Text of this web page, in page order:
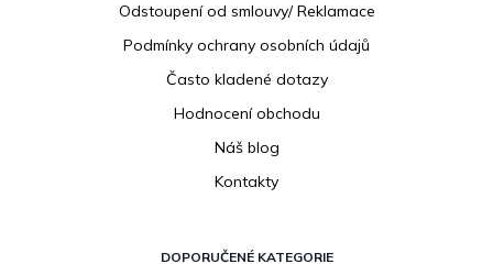
Odstoupení od smlouvy/ Reklamace
Podmínky ochrany osobních údajů
Často kladené dotazy
Hodnocení obchodu
Náš blog
Kontakty
DOPORUČENÉ KATEGORIE